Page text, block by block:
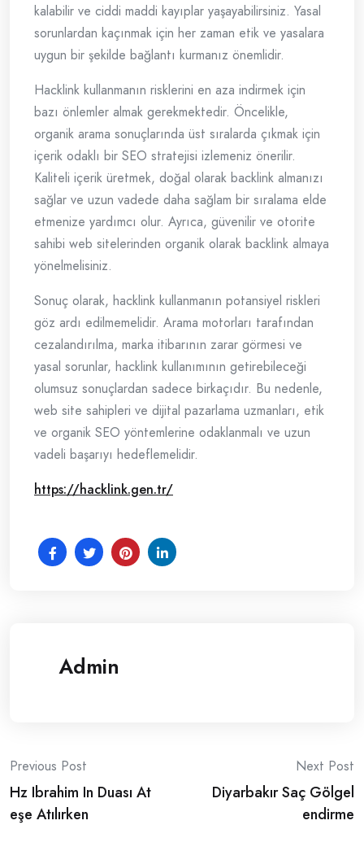
kalabilir ve ciddi maddi kayıplar yaşayabilirsiniz. Yasal
sorunlardan kaçınmak için her zaman etik ve yasalara
uygun bir şekilde bağlantı kurmanız önemlidir.
Hacklink kullanmanın risklerini en aza indirmek için
bazı önlemler almak gerekmektedir. Öncelikle,
organik arama sonuçlarında üst sıralarda çıkmak için
içerik odaklı bir SEO stratejisi izlemeniz önerilir.
Kaliteli içerik üretmek, doğal olarak backlink almanızı
sağlar ve uzun vadede daha sağlam bir sıralama elde
etmenize yardımcı olur. Ayrıca, güvenilir ve otorite
sahibi web sitelerinden organik olarak backlink almaya
yönelmelisiniz.
Sonuç olarak, hacklink kullanmanın potansiyel riskleri
göz ardı edilmemelidir. Arama motorları tarafından
cezalandırılma, marka itibarının zarar görmesi ve
yasal sorunlar, hacklink kullanımının getirebileceği
olumsuz sonuçlardan sadece birkaçıdır. Bu nedenle,
web site sahipleri ve dijital pazarlama uzmanları, etik
ve organik SEO yöntemlerine odaklanmalı ve uzun
vadeli başarıyı hedeflemelidir.
https://hacklink.gen.tr/
Admin
Post
navigation
Previous Post
Hz Ibrahim In Duası At
eşe Atılırken
Next Post
Diyarbakır Saç Gölgel
endirme